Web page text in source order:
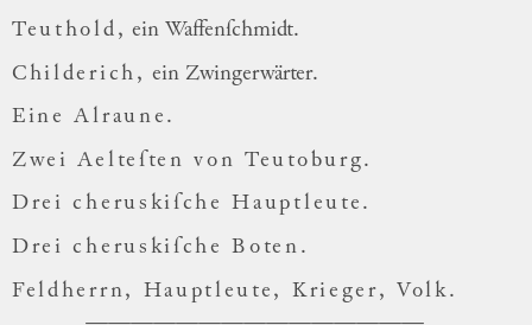
Teuthold, ein Waffenſchmidt.
Childerich, ein Zwingerwärter.
Eine Alraune.
Zwei Aelteſten von Teutoburg.
Drei cheruskiſche Hauptleute.
Drei cheruskiſche Boten.
Feldherrn, Hauptleute, Krieger, Volk.